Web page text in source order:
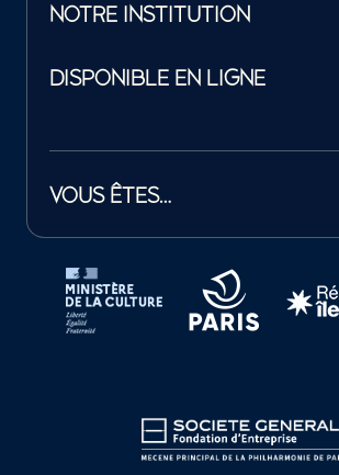
NOTRE INSTITUTION
DISPONIBLE EN LIGNE
VOUS ÊTES…
Tutelles et mécènes de la Philharmonie de Paris